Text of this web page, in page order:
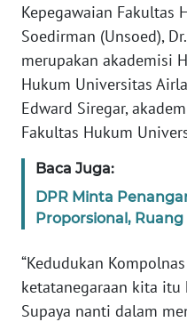
Kepegawaian Fakultas
Soedirman (Unsoed),
merupakan akademisi
Hukum Universitas
Edward Siregar,
Fakultas Hukum
Baca Juga:
DPR Minta
Proporsional,
“Kedudukan
ketatanegaraan kita
Supaya nanti dalam
WN
BANTEN
WN
NTT
WN
KEPRI
WN
PAPUA
WN
PAPUA
BARAT